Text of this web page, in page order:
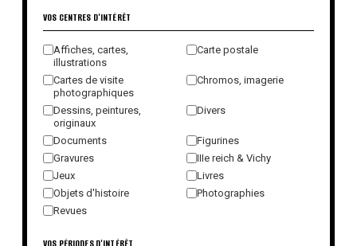
VOS CENTRES D'INTÉRÊT
Affiches, cartes,
illustrations
Carte postale
Cartes de visite
photographiques
Chromos, imagerie
Dessins, peintures,
originaux
Divers
Documents
Figurines
Gravures
IIIe reich & Vichy
Jeux
Livres
Objets d'histoire
Photographies
Revues
VOS PÉRIODES D'INTÉRÊT